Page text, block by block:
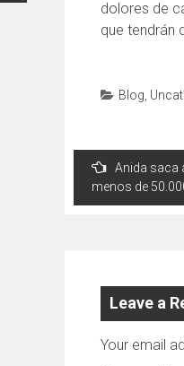
dolores de
que tendrán
Blog
Post
navigation
Anida saca
menos de
Leave a
Your email